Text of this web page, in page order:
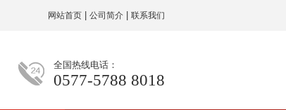
网站首页 公司简介 联系我们
全国热线电话：
0577-5788 8018